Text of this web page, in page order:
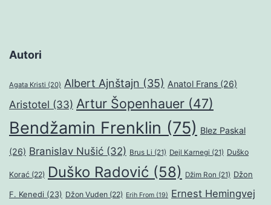
Autori
Agata Kristi (20) Albert Ajnštajn (35) Anatol Frans (26)
Aristotel (33) Artur Šopenhauer (47)
Bendžamin Frenklin (75) Blez Paskal
(26) Branislav Nušić (32) Brus Li (21) Dejl Karnegi (21) Duško
Korać (22) Duško Radović (58) Džim Ron (21) Džon
F. Kenedi (23) Džon Vuden (22) Erih From (19) Ernest Hemingvej